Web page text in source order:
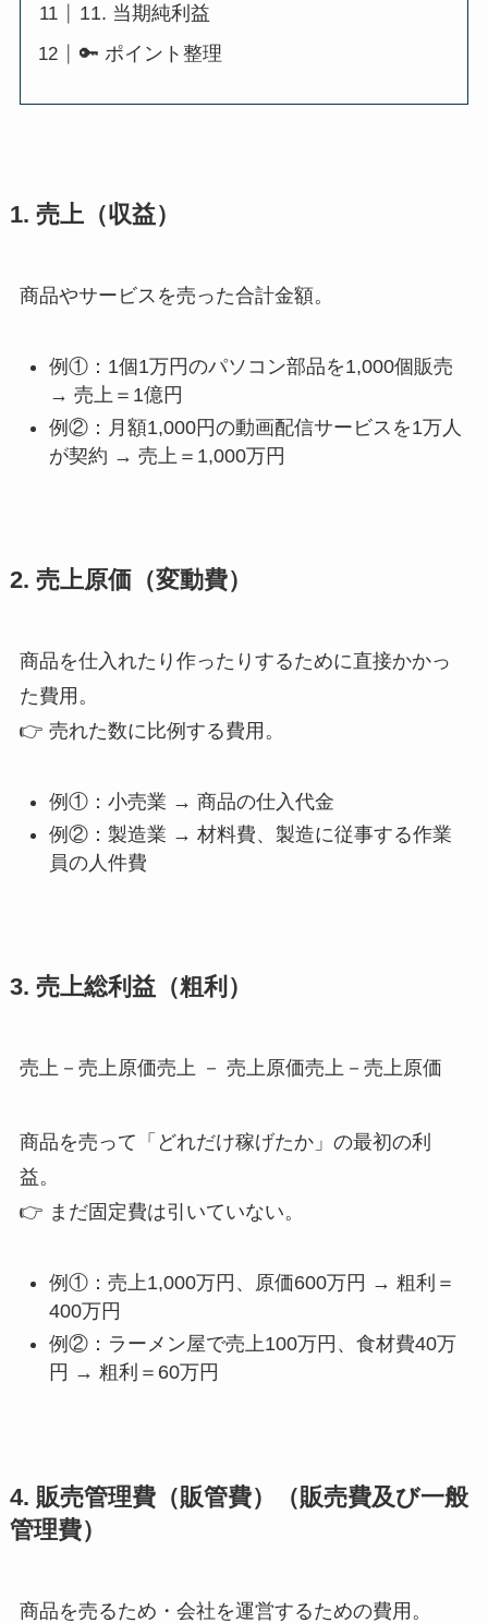
11. 当期純利益
🔑 ポイント整理
1. 売上（収益）
商品やサービスを売った合計金額。
例①：1個1万円のパソコン部品を1,000個販売
→ 売上＝1億円
例②：月額1,000円の動画配信サービスを1万人
が契約 → 売上＝1,000万円
2. 売上原価（変動費）
商品を仕入れたり作ったりするために直接かかっ
た費用。
👉 売れた数に比例する費用。
例①：小売業 → 商品の仕入代金
例②：製造業 → 材料費、製造に従事する作業
員の人件費
3. 売上総利益（粗利）
売上－売上原価売上 － 売上原価売上－売上原価
商品を売って「どれだけ稼げたか」の最初の利
益。
👉 まだ固定費は引いていない。
例①：売上1,000万円、原価600万円 → 粗利＝
400万円
例②：ラーメン屋で売上100万円、食材費40万
円 → 粗利＝60万円
4. 販売管理費（販管費）（販売費及び一般
管理費）
商品を売るため・会社を運営するための費用。